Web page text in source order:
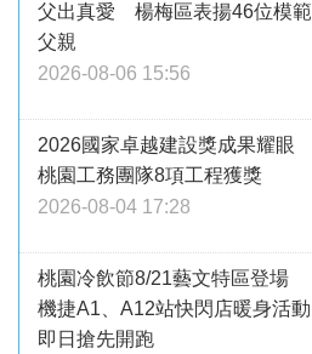
父出真愛 楊梅區表揚46位模範
父親
2026-08-06 15:56
2026國家卓越建設獎成果耀眼
桃園工務團隊8項工程獲獎
2026-08-04 17:28
桃園冷飲節8/21藝文特區登場
機捷A1、A12站快閃店暖身活動
即日搶先開跑